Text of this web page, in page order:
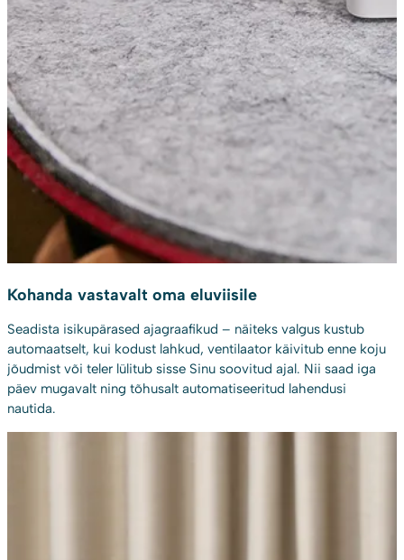
Kohanda vastavalt oma eluviisile
Seadista isikupärased ajagraafikud – näiteks valgus kustub
automaatselt, kui kodust lahkud, ventilaator käivitub enne koju
jõudmist või teler lülitub sisse Sinu soovitud ajal. Nii saad iga
päev mugavalt ning tõhusalt automatiseeritud lahendusi
nautida.